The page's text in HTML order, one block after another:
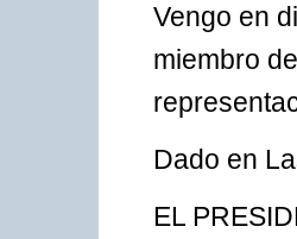
Vengo en
miembro
Dado en
EL